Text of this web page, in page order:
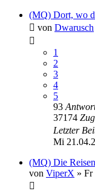
(MQ) Dort, wo
von Dwarusch
1
2
3
4
5
93
37174
Letzter
Mi
(MQ) Die
von ViperX » Fr